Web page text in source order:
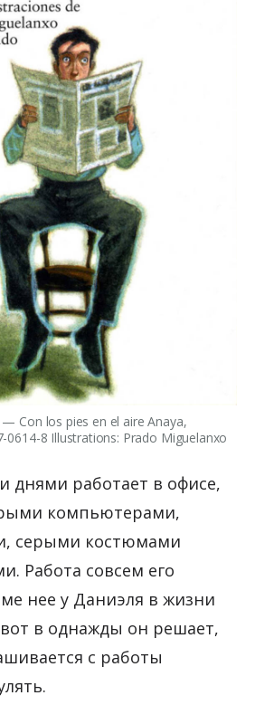
Con los pies en el aire Anaya,
0614-8 Illustrations: Prado Miguelanxo
днями работает в офисе,
компьютерами,
серыми костюмами
Работа совсем его
нее у Даниэля в жизни
в однажды он решает,
с работы